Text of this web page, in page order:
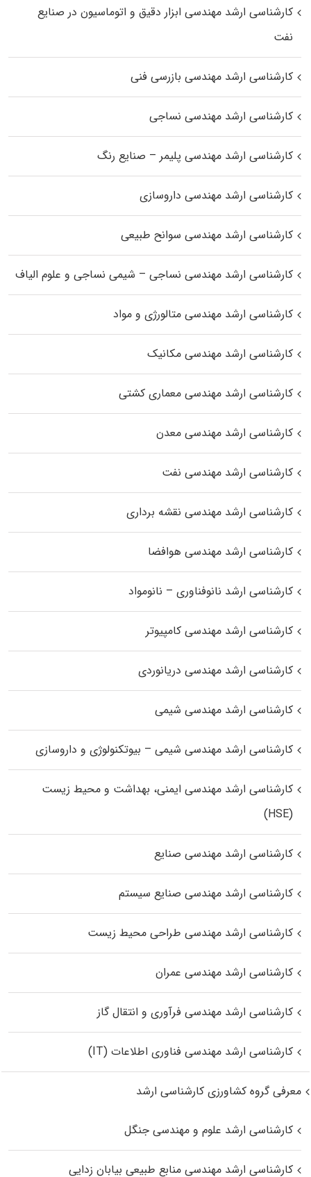
کارشناسی ارشد مهندسی ابزار دقیق و اتوماسیون در صنایع
نفت
کارشناسی ارشد مهندسی بازرسی فنی
کارشناسی ارشد مهندسی نساجی
کارشناسی ارشد مهندسی پلیمر – صنایع رنگ
کارشناسی ارشد مهندسی داروسازی
کارشناسی ارشد مهندسی سوانح طبیعی
کارشناسی ارشد مهندسی نساجی – شیمی نساجی و علوم الیاف
کارشناسی ارشد مهندسی متالورژی و مواد
کارشناسی ارشد مهندسی مکانیک
کارشناسی ارشد مهندسی معماری کشتی
کارشناسی ارشد مهندسی معدن
کارشناسی ارشد مهندسی نفت
کارشناسی ارشد مهندسی نقشه برداری
کارشناسی ارشد مهندسی هوافضا
کارشناسی ارشد نانوفناوری – نانومواد
کارشناسی ارشد مهندسی کامپیوتر
کارشناسی ارشد مهندسی دریانوردی
کارشناسی ارشد مهندسی شیمی
کارشناسی ارشد مهندسی شیمی – بیوتکنولوژی و داروسازی
کارشناسی ارشد مهندسی ایمنی، بهداشت و محیط زیست
(HSE)
کارشناسی ارشد مهندسی صنایع
کارشناسی ارشد مهندسی صنایع سیستم
کارشناسی ارشد مهندسی طراحی محیط زیست
کارشناسی ارشد مهندسی عمران
کارشناسی ارشد مهندسی فرآوری و انتقال گاز
کارشناسی ارشد مهندسی فناوری اطلاعات (IT)
معرفی گروه کشاورزی کارشناسی ارشد
کارشناسی ارشد علوم و مهندسی جنگل
کارشناسی ارشد مهندسی منابع طبیعی بیابان زدایی